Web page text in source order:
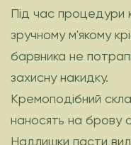
Під час процедури
зручному м'якому
барвника не
захисну накидку.
Кремоподібний
наносять на брову
Надлишки пасти